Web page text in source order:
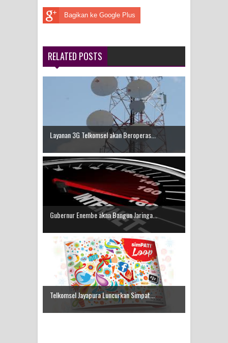
Lingkar
at Indonesia's National Craft
Anniversary in Makassar
Presenter TVRI Papua Barat Yanto
Idorway Masih Hilang
Bagikan ke Google Plus
RELATED POSTS
Layanan 3G Telkomsel akan Beroperas...
Gubernur Enembe akan Bangun Jaringa...
Telkomsel Jayapura Luncurkan Simpat...